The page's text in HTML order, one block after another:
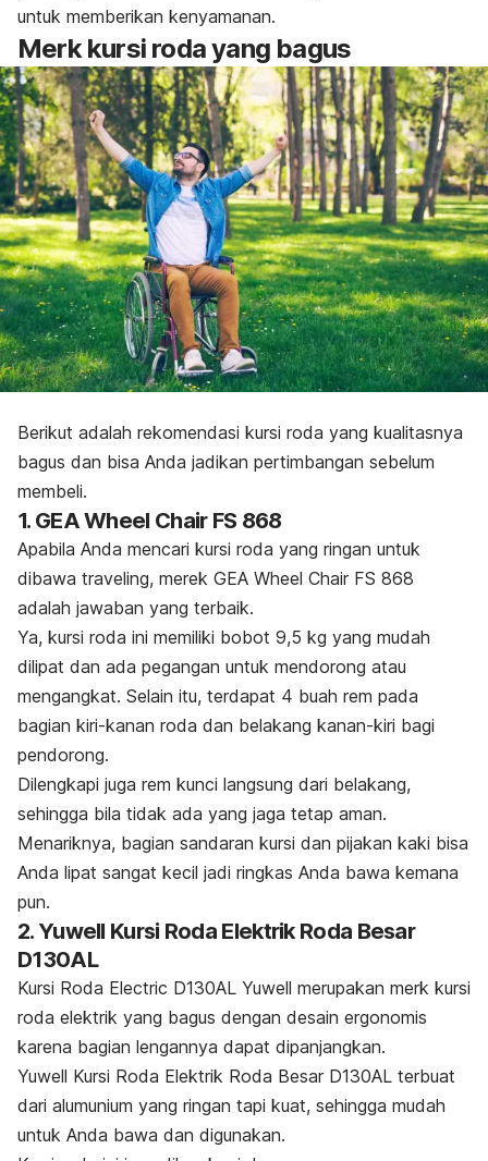
untuk memberikan kenyamanan.
Merk kursi roda yang bagus
Berikut adalah rekomendasi kursi roda yang kualitasnya
bagus dan bisa Anda jadikan pertimbangan sebelum
membeli.
1. GEA Wheel Chair FS 868
Apabila Anda mencari kursi roda yang ringan untuk
dibawa traveling, merek GEA Wheel Chair FS 868
adalah jawaban yang terbaik.
Ya, kursi roda ini memiliki bobot 9,5 kg yang mudah
dilipat dan ada pegangan untuk mendorong atau
mengangkat. Selain itu, terdapat 4 buah rem pada
bagian kiri-kanan roda dan belakang kanan-kiri bagi
pendorong.
Dilengkapi juga rem kunci langsung dari belakang,
sehingga bila tidak ada yang jaga tetap aman.
Menariknya, bagian sandaran kursi dan pijakan kaki bisa
Anda lipat sangat kecil jadi ringkas Anda bawa kemana
pun.
2. Yuwell Kursi Roda Elektrik Roda Besar
D130AL
Kursi Roda Electric D130AL Yuwell merupakan merk kursi
roda elektrik yang bagus dengan desain ergonomis
karena bagian lengannya dapat dipanjangkan.
Yuwell Kursi Roda Elektrik Roda Besar D130AL terbuat
dari alumunium yang ringan tapi kuat, sehingga mudah
untuk Anda bawa dan digunakan.